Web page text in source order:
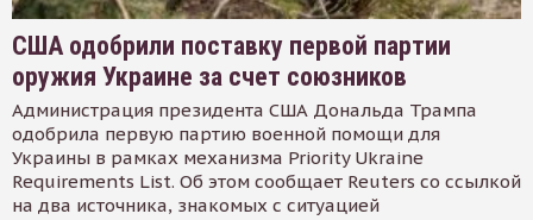
США одобрили поставку первой партии
оружия Украине за счет союзников
Администрация президента США Дональда Трампа
одобрила первую партию военной помощи для
Украины в рамках механизма Priority Ukraine
Requirements List. Об этом сообщает Reuters со ссылкой
на два источника, знакомых с ситуацией